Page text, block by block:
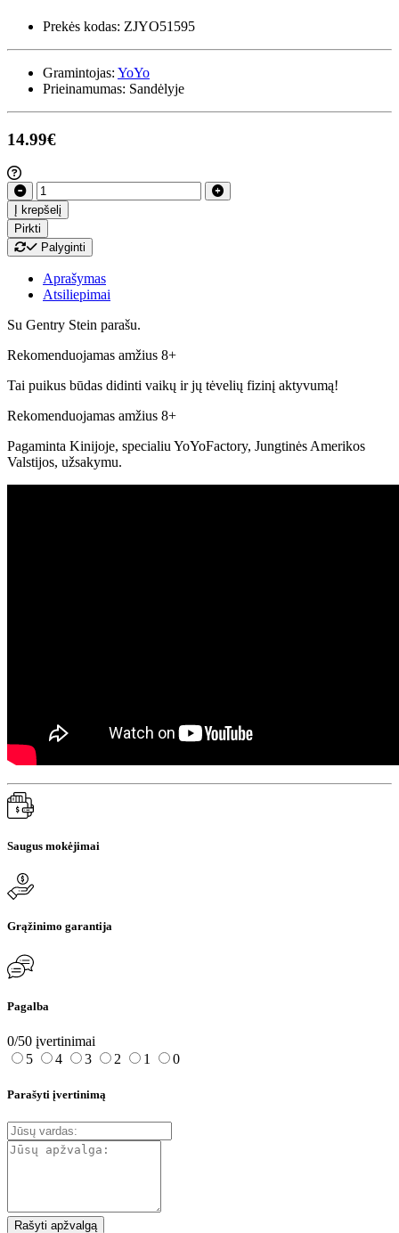
Prekės kodas: ZJYO51595
Gramintojas: YoYo
Prieinamumas: Sandėlyje
14.99€
Į krepšelį
Pirkti
Palyginti
Aprašymas
Atsiliepimai
Su Gentry Stein parašu.
Rekomenduojamas amžius 8+
Tai puikus būdas didinti vaikų ir jų tėvelių fizinį aktyvumą!
Rekomenduojamas amžius 8+
Pagaminta Kinijoje, specialiu YoYoFactory, Jungtinės Amerikos
Valstijos, užsakymu.
Saugus mokėjimai
Grąžinimo garantija
Pagalba
0/50 įvertinimai
5
4 3 2 1 0
Parašyti įvertinimą
Rašyti apžvalgą